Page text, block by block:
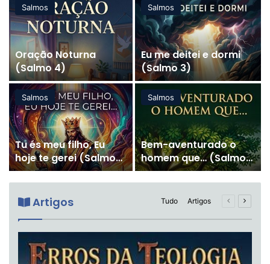
Salmos
Oração Noturna
(Salmo 4)
Salmos
Eu me deitei e dormi
(Salmo 3)
Salmos
Tu és meu filho, Eu
hoje te gerei (Salmo
2)
Salmos
Bem-aventurado o
homem que… (Salmo
1)
Artigos Tudo Artigos
Página